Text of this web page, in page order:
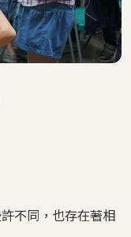
不同，也存在著相